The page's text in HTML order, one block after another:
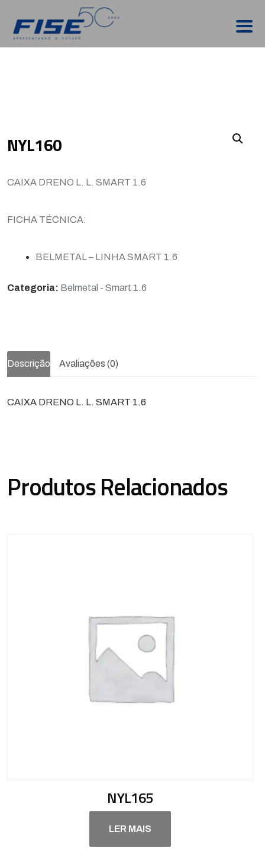
NYL160
CAIXA DRENO L. L. SMART 1.6
FICHA TÉCNICA:
BELMETAL – LINHA SMART 1.6
Categoria: Belmetal - Smart 1.6
Descrição Avaliações (0)
CAIXA DRENO L. L. SMART 1.6
Produtos Relacionados
NYL165
LER MAIS